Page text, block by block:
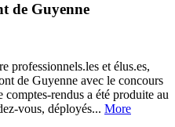
de Guyenne
professionnels.les et élus.es,
de Guyenne avec le concours
rendus a été produite au
vous, déployés... More